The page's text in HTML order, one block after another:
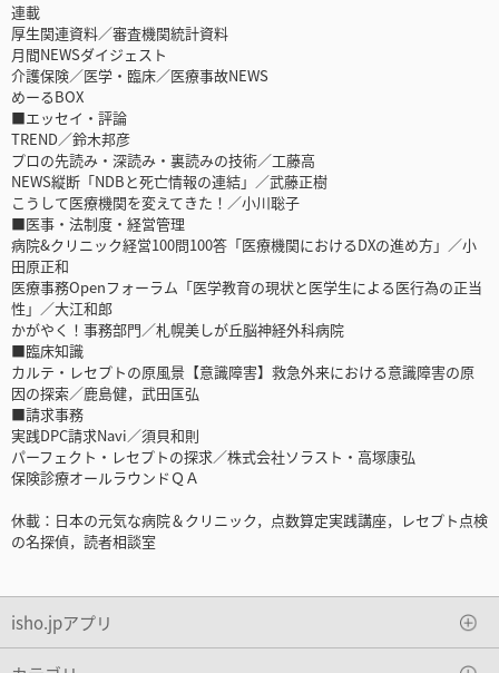
連載
厚生関連資料／審査機関統計資料
月間NEWSダイジェスト
介護保険／医学・臨床／医療事故NEWS
めーるBOX
■エッセイ・評論
TREND／鈴木邦彦
プロの先読み・深読み・裏読みの技術／工藤高
NEWS縦断「NDBと死亡情報の連結」／武藤正樹
こうして医療機関を変えてきた！／小川聡子
■医事・法制度・経営管理
病院&クリニック経営100問100答「医療機関におけるDXの進め方」／小
田原正和
医療事務Openフォーラム「医学教育の現状と医学生による医行為の正当
性」／大江和郎
かがやく！事務部門／札幌美しが丘脳神経外科病院
■臨床知識
カルテ・レセプトの原風景【意識障害】救急外来における意識障害の原
因の探索／鹿島健，武田匤弘
■請求事務
実践DPC請求Navi／須貝和則
パーフェクト・レセプトの探求／株式会社ソラスト・高塚康弘
保険診療オールラウンドＱＡ
休載：日本の元気な病院＆クリニック，点数算定実践講座，レセプト点検
の名探偵，読者相談室
isho.jpアプリ